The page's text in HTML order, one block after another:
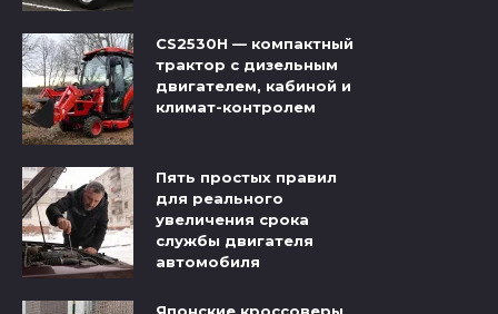
CS2530H — компактный
трактор с дизельным
двигателем, кабиной и
климат-контролем
Пять простых правил
для реального
увеличения срока
службы двигателя
автомобиля